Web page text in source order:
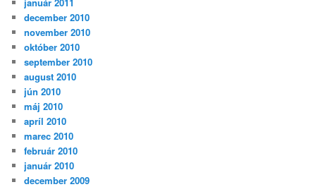
december 2010
november 2010
október 2010
september 2010
august 2010
jún 2010
máj 2010
apríl 2010
marec 2010
február 2010
január 2010
december 2009